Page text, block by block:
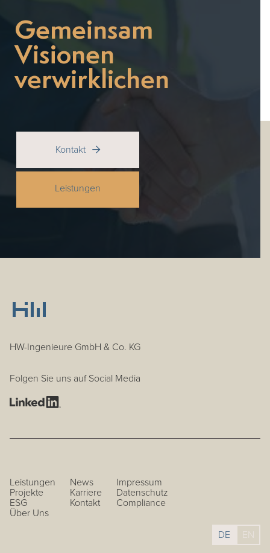
Gemeinsam
Visionen
verwirklichen
Kontakt 
Leistungen
HW-Ingenieure GmbH & Co. KG
Folgen Sie uns auf Social Media
Leistungen
Projekte
ESG
Über Uns
News
Karriere
Kontakt
Impressum
Datenschutz
Compliance
DE EN